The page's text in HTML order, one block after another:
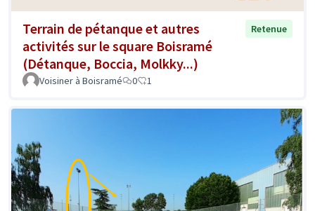
Terrain de pétanque et autres
activités sur le square Boisramé
(Détanque, Boccia, Molkky...)
Retenue
Voisiner à Boisramé 0 1